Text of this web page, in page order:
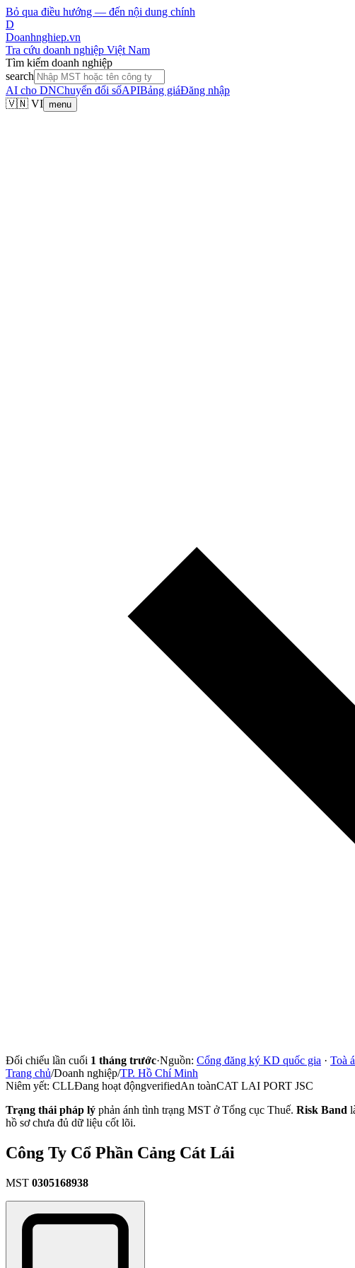
Bỏ qua điều hướng — đến nội dung chính
D
Doanhnghiep.vn
Tra cứu doanh nghiệp Việt Nam
Tìm kiếm doanh nghiệp
search
AI cho DNChuyển đổi sốAPIBảng giáĐăng nhập
🇻🇳 VI menu
Đối chiếu lần cuối 1 tháng trước·Nguồn: Cổng đăng ký KD quốc gia · Toà
Trang chủ/Doanh nghiệp/TP. Hồ Chí Minh
Niêm yết: CLLĐang hoạt độngverifiedAn toànCAT LAI PORT JSC
Trạng thái pháp lý phản ánh tình trạng MST ở Tổng cục Thuế. Risk Band
hồ sơ chưa đủ dữ liệu cốt lõi.
Công Ty Cổ Phần Cảng Cát Lái
MST 0305168938